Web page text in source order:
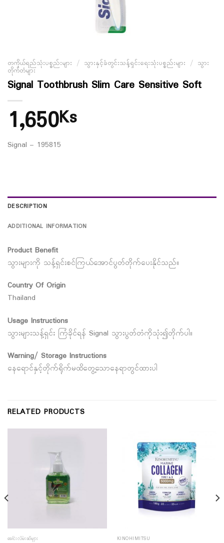
တကိုယ်ရည်သုံးပစ္စည်းများ / သွားနှင့်ခံတွင်းသန့်ရှင်းရေးသုံးပစ္စည်းများ / သွား
တိုက်တံများ
Signal Toothbrush Slim Care Sensitive Soft
1,650Ks
Signal – 195815
DESCRIPTION
ADDITIONAL INFORMATION
Product Benefit
သွားများကို သန့်ရှင်းစင်ကြယ်အောင်ပွတ်တိုက်ပေးနိုင်သည်။
Country Of Origin
Thailand
Usage Instructions
သွားများသန့်ရှင်း ကြံခိုင်ရန် Signal သွားပွတ်တံကိုသုံး၍တိုက်ပါ။
Warning/ Storage Instructions
နေရောင်နှင့်တိုက်ရိုက်မထိတွေ့သောနေရာတွင်ထားပါ
RELATED PRODUCTS
ခေါင်းလိမ်းဆီများ KINOHIMITSU